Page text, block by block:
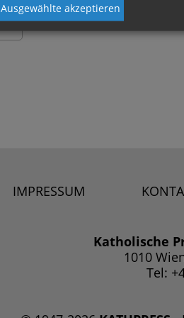
IMPRESSUM
Katholische
1010
Tel:
Ausgewählte akzeptieren